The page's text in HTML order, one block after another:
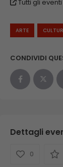
Tutti gli
ARTE
CONDIVIDI
Dettagli
0